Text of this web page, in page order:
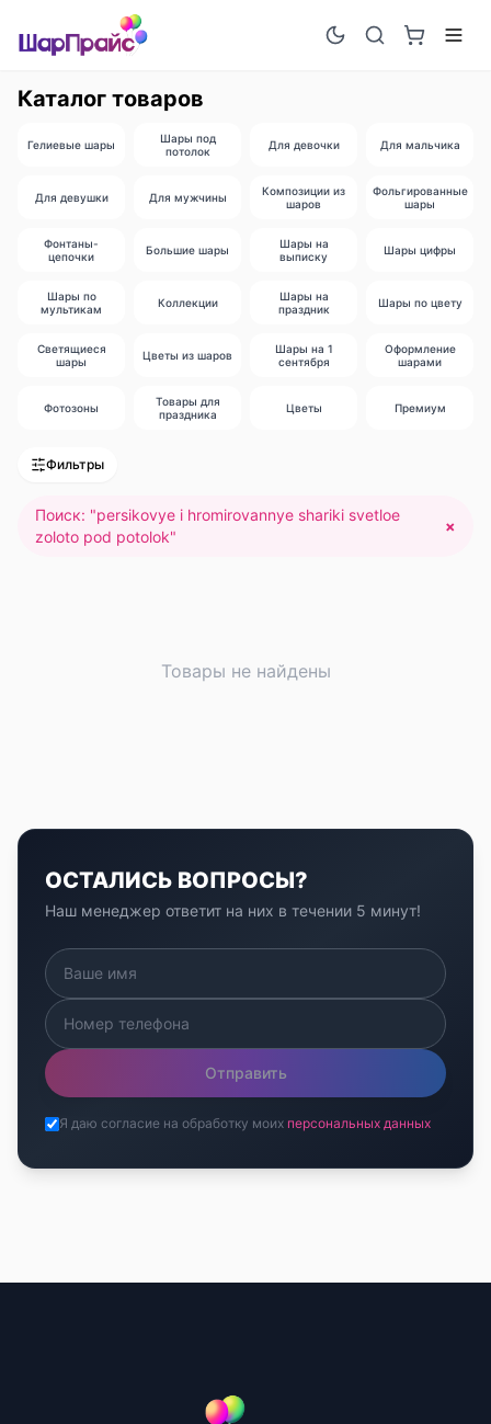
Каталог товаров
Гелиевые шары
Шары под
потолок
Для девочки Для мальчика
Для девушки Для мужчины
Композиции из
шаров
Фольгированные
шары
Фонтаны-
цепочки
Большие шары
Шары на
выписку
Шары цифры
Шары по
мультикам
Коллекции
Шары на
праздник
Шары по цвету
Светящиеся
шары
Цветы из шаров
Шары на 1
сентября
Оформление
шарами
Фотозоны
Товары для
праздника
Цветы Премиум
Фильтры
Поиск: "persikovye i hromirovannye shariki svetloe
zoloto pod potolok"
×
Товары не найдены
ОСТАЛИСЬ ВОПРОСЫ?
Наш менеджер ответит на них в течении 5 минут!
Отправить
Я даю согласие на обработку моих персональных данных